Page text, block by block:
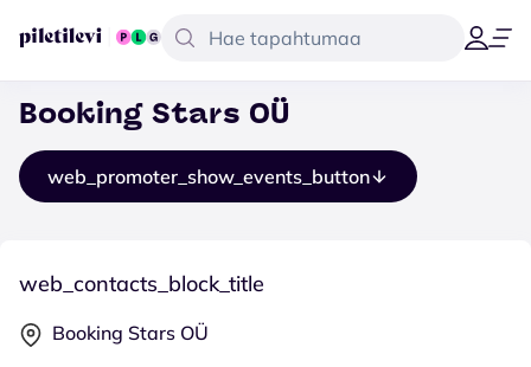
Booking Stars OÜ
web_promoter_show_events_button
web_contacts_block_title
Booking Stars OÜ